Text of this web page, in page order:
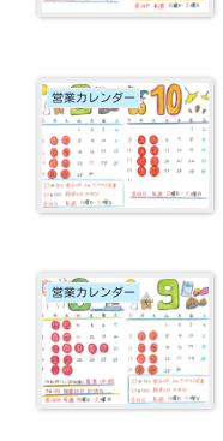
営業カレンダー
営業カレンダー